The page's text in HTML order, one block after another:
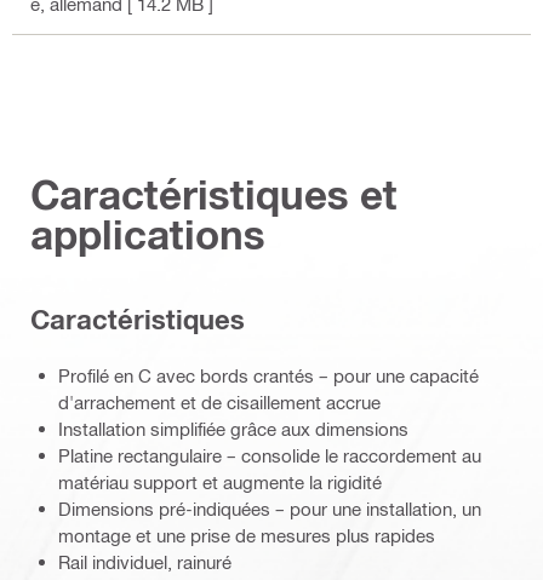
Caractéristiques et
applications
Caractéristiques
Profilé en C avec bords crantés – pour une capacité
d'arrachement et de cisaillement accrue
Installation simplifiée grâce aux dimensions
Platine rectangulaire – consolide le raccordement au
matériau support et augmente la rigidité
Dimensions pré-indiquées – pour une installation, un
montage et une prise de mesures plus rapides
Rail individuel, rainuré